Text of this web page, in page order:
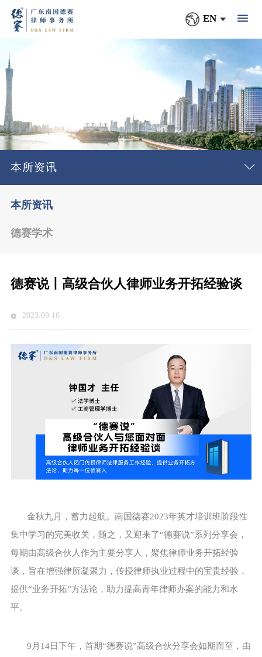
EN
本所资讯
本所资讯
德赛学术
德赛说丨高级合伙人律师业务开拓经验谈
2023.09.16
金秋九月，蓄力起航。南国德赛2023年英才培训班阶段性
集中学习的完美收关，随之，又迎来了“德赛说”系列分享会，
每期由高级合伙人作为主要分享人，聚焦律师业务开拓经验
谈，旨在增强律所凝聚力，传授律师执业过程中的宝贵经验，
提供“业务开拓”方法论，助力提高青年律师办案的能力和水
平。
9月14日下午，首期“德赛说”高级合伙分享会如期而至，由